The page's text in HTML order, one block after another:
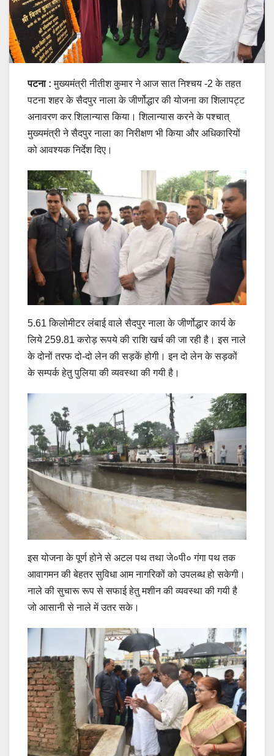
पटना : मुख्यमंत्री नीतीश कुमार ने आज सात निश्चय -2 के तहत
पटना शहर के सैदपुर नाला के जीर्णोद्धार की योजना का शिलापट्ट
अनावरण कर शिलान्यास किया। शिलान्यास करने के पश्चात्
मुख्यमंत्री ने सैदपुर नाला का निरीक्षण भी किया और अधिकारियों
को आवश्यक निर्देश दिए।
5.61 किलोमीटर लंबाई वाले सैदपुर नाला के जीर्णोद्धार कार्य के
लिये 259.81 करोड़ रूपये की राशि खर्च की जा रही है। इस नाले
के दोनों तरफ दो-दो लेन की सड़कें होगी। इन दो लेन के सड़कों
के सम्पर्क हेतु पुलिया की व्यवस्था की गयी है।
इस योजना के पूर्ण होने से अटल पथ तथा जे०पी० गंगा पथ तक
आवागमन की बेहतर सुविधा आम नागरिकों को उपलब्ध हो सकेगी।
नाले की सुचारू रूप से सफाई हेतु मशीन की व्यवस्था की गयी है
जो आसानी से नाले में उतर सके।